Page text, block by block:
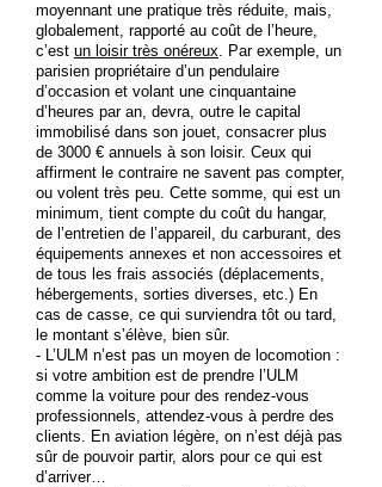
moyennant une pratique très réduite, mais,
globalement, rapporté au coût de l’heure,
c’est un loisir très onéreux. Par exemple, un
parisien propriétaire d’un pendulaire
d’occasion et volant une cinquantaine
d’heures par an, devra, outre le capital
immobilisé dans son jouet, consacrer plus
de 3000 € annuels à son loisir. Ceux qui
affirment le contraire ne savent pas compter,
ou volent très peu. Cette somme, qui est un
minimum, tient compte du coût du hangar,
de l’entretien de l’appareil, du carburant, des
équipements annexes et non accessoires et
de tous les frais associés (déplacements,
hébergements, sorties diverses, etc.) En
cas de casse, ce qui surviendra tôt ou tard,
le montant s’élève, bien sûr.
- L’ULM n’est pas un moyen de locomotion :
si votre ambition est de prendre l’ULM
comme la voiture pour des rendez-vous
professionnels, attendez-vous à perdre des
clients. En aviation légère, on n’est déjà pas
sûr de pouvoir partir, alors pour ce qui est
d’arriver…